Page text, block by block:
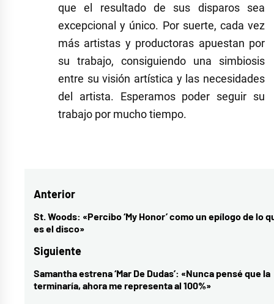
que el resultado de sus disparos sea
excepcional y único. Por suerte, cada vez
más artistas y productoras apuestan por
su trabajo, consiguiendo una simbiosis
entre su visión artística y las necesidades
del artista. Esperamos poder seguir su
trabajo por mucho tiempo.
Aguilera
entrevista
,
foto
fija,
tirita
Navegación
de
Anterior
Entrada
anterior:
St. Woods: «Percibo ‘My Honor’ como un epílogo de lo
es el disco»
Siguiente
Entrada
siguiente:
Samantha estrena ‘Mar De Dudas’: «Nunca pensé que la
terminaría, ahora me representa al 100%»